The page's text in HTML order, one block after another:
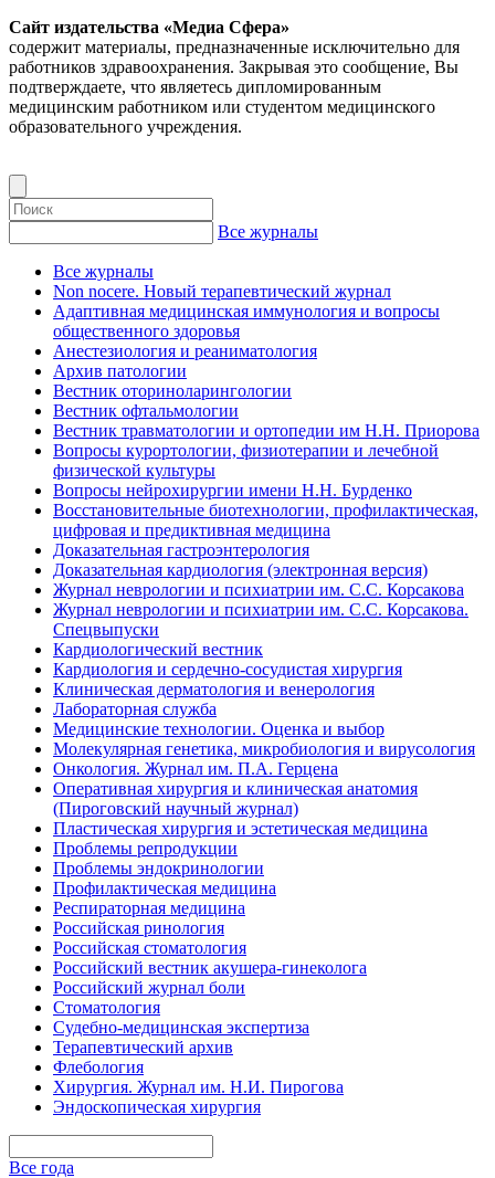
Сайт издательства «Медиа Сфера»
содержит материалы, предназначенные исключительно для
работников здравоохранения. Закрывая это сообщение, Вы
подтверждаете, что являетесь дипломированным
медицинским работником или студентом медицинского
образовательного учреждения.
Все журналы
Все журналы
Non nocere. Новый терапевтический журнал
Адаптивная медицинская иммунология и вопросы
общественного здоровья
Анестезиология и реаниматология
Архив патологии
Вестник оториноларингологии
Вестник офтальмологии
Вестник травматологии и ортопедии им Н.Н. Приорова
Вопросы курортологии, физиотерапии и лечебной
физической культуры
Вопросы нейрохирургии имени Н.Н. Бурденко
Восстановительные биотехнологии, профилактическая,
цифровая и предиктивная медицина
Доказательная гастроэнтерология
Доказательная кардиология (электронная версия)
Журнал неврологии и психиатрии им. С.С. Корсакова
Журнал неврологии и психиатрии им. С.С. Корсакова.
Спецвыпуски
Кардиологический вестник
Кардиология и сердечно-сосудистая хирургия
Клиническая дерматология и венерология
Лабораторная служба
Медицинские технологии. Оценка и выбор
Молекулярная генетика, микробиология и вирусология
Онкология. Журнал им. П.А. Герцена
Оперативная хирургия и клиническая анатомия
(Пироговский научный журнал)
Пластическая хирургия и эстетическая медицина
Проблемы репродукции
Проблемы эндокринологии
Профилактическая медицина
Респираторная медицина
Российская ринология
Российская стоматология
Российский вестник акушера-гинеколога
Российский журнал боли
Стоматология
Судебно-медицинская экспертиза
Терапевтический архив
Флебология
Хирургия. Журнал им. Н.И. Пирогова
Эндоскопическая хирургия
Все года